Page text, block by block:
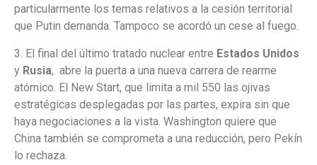
particularmente los temas relativos a la cesión territorial
que Putin demanda. Tampoco se acordó un cese al fuego.
3. El final del último tratado nuclear entre Estados Unidos
y Rusia, abre la puerta a una nueva carrera de rearme
atómico. El New Start, que limita a mil 550 las ojivas
estratégicas desplegadas por las partes, expira sin que
haya negociaciones a la vista. Washington quiere que
China también se comprometa a una reducción, pero Pekín
lo rechaza.